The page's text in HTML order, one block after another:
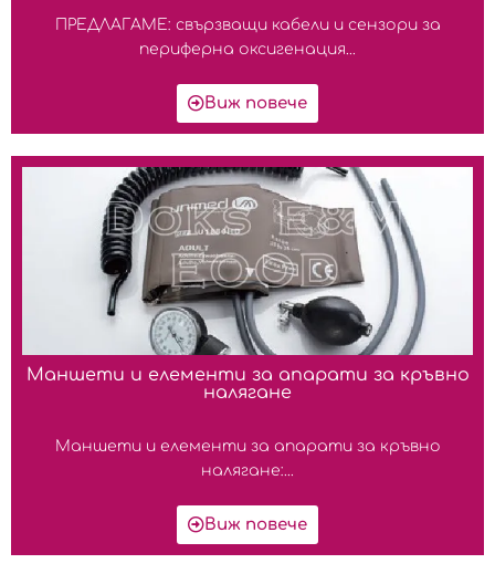
ПРЕДЛАГАМЕ: свързващи кабели и сензори за
периферна оксигенация...
Виж повече
Маншети и елементи за апарати за кръвно
налягане
Маншети и елементи за апарати за кръвно
налягане:...
Виж повече